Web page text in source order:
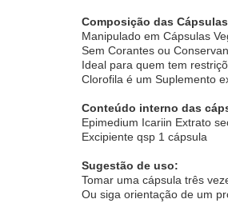
Composição das
Manipulado em Cápsulas
Sem Corantes ou
Ideal para quem tem
Clorofila é um Suplemento
Conteúdo interno das
Epimedium Icariin Extrato
Excipiente qsp 1 cápsula
Sugestão de uso:
Tomar uma cápsula três
Ou siga orientação de um